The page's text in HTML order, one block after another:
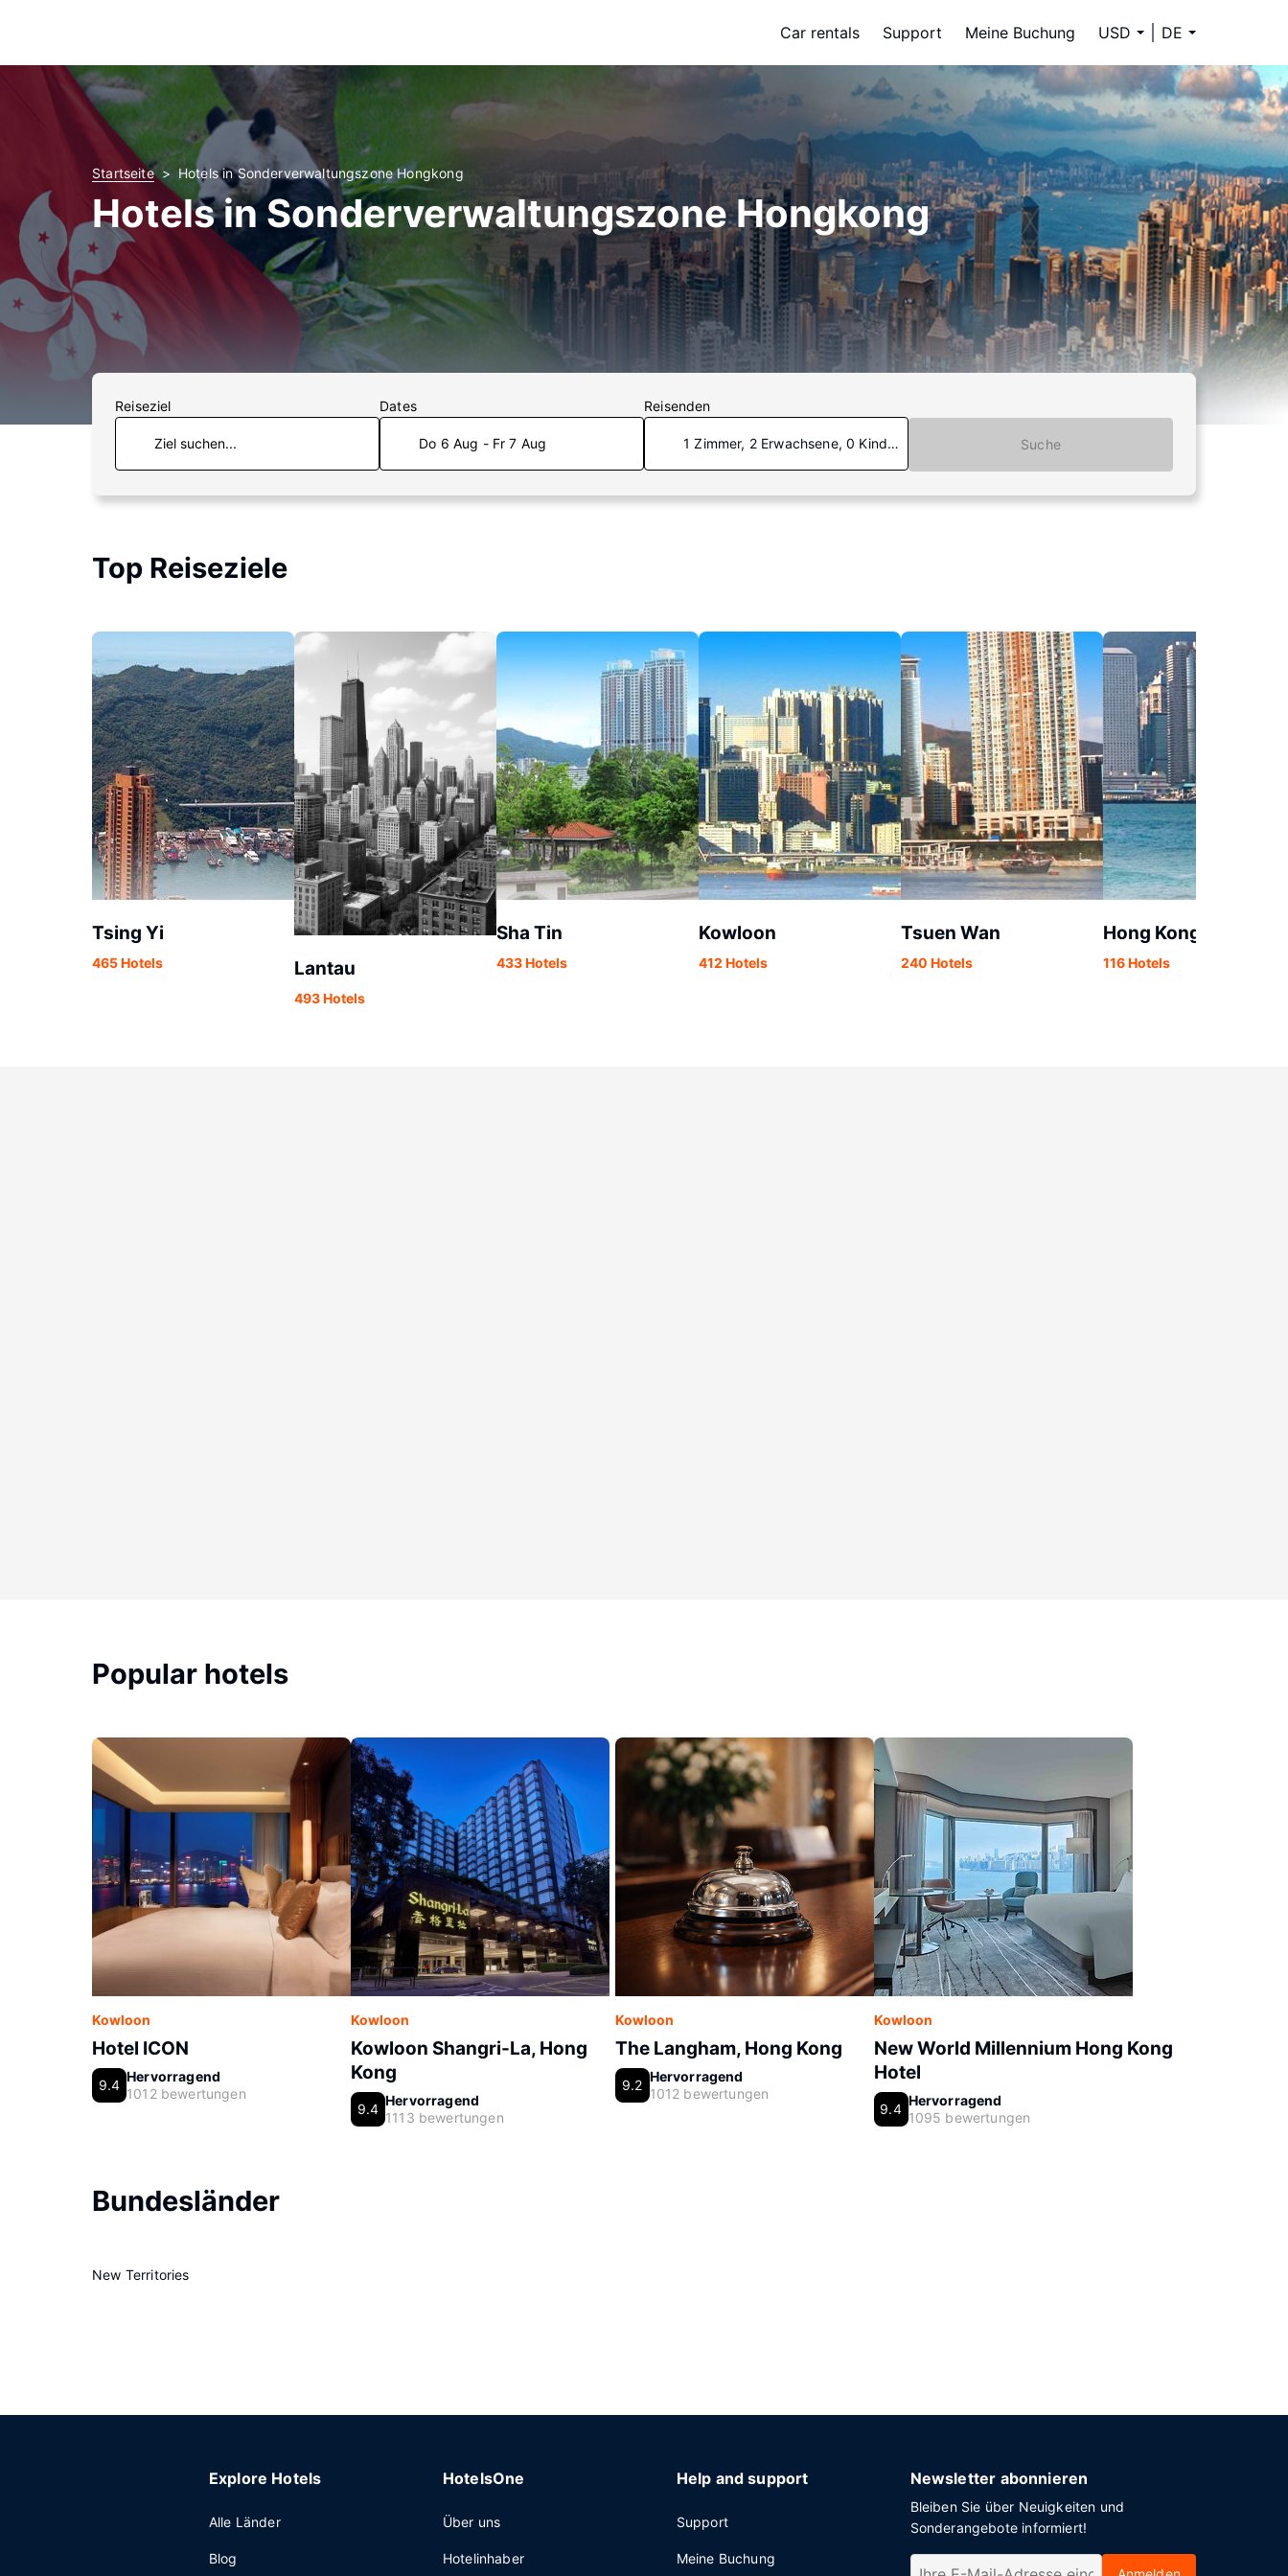
Car rentals Support Meine Buchung USD DE
Startseite Hotels in Sonderverwaltungszone Hongkong
Hotels in Sonderverwaltungszone Hongkong
Reiseziel Dates
Do 6 Aug - Fr 7 Aug
Reisenden
1 Zimmer, 2 Erwachsene, 0 Kinder Suche
Top Reiseziele
Tsing Yi
465 Hotels Lantau
493 Hotels
Sha Tin
433 Hotels
Kowloon
412 Hotels
Tsuen Wan
240 Hotels
Hong Kong Insel
116 Hotels
Popular hotels
Kowloon
Hotel ICON
9.4
Hervorragend
1012 bewertungen
Kowloon
Kowloon Shangri-La, Hong
Kong
9.4
Hervorragend
1113 bewertungen
Kowloon
The Langham, Hong Kong
9.2
Hervorragend
1012 bewertungen
Kowloon
New World Millennium Hong Kong
Hotel
9.4
Hervorragend
1095 bewertungen
Bundesländer
New Territories
Explore Hotels
Alle Länder
Blog
HotelsOne
Über uns
Hotelinhaber
Help and support
Support
Meine Buchung
Newsletter abonnieren
Bleiben Sie über Neuigkeiten und
Sonderangebote informiert!